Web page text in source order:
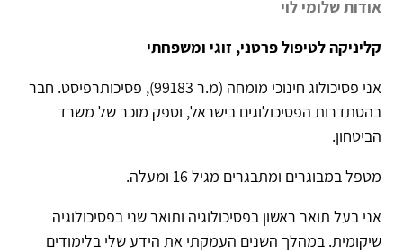
אודות שלומי לוי
קליניקה לטיפול פרטני, זוגי ומשפחתי
אני פסיכולוג חינוכי מומחה (מ.ר 99183), פסיכותרפיסט. חבר
בהסתדרות הפסיכולוגים בישראל, וספק מוכר של משרד
הביטחון.
מטפל במבוגרים ומתבגרים מגיל 16 ומעלה.
אני בעל תואר ראשון בפסיכולוגיה ותואר שני בפסיכולוגיה
שיקומית. במהלך השנים העמקתי את הידע שלי בלימודים